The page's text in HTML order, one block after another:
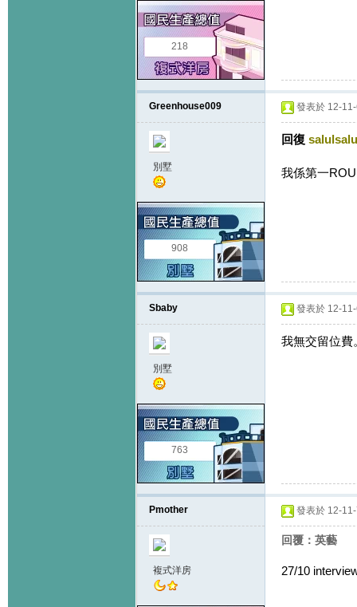
218
Greenhouse009
別墅
908
發表於 12-
回復
我係第一
Sbaby
別墅
763
發表於 12-
我無交留位費
Pmother
複式洋房
發表於 12-
回覆：英藝
27/10